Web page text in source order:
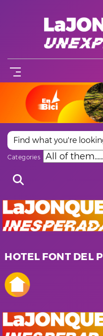
Categories
HOTEL FONT DEL